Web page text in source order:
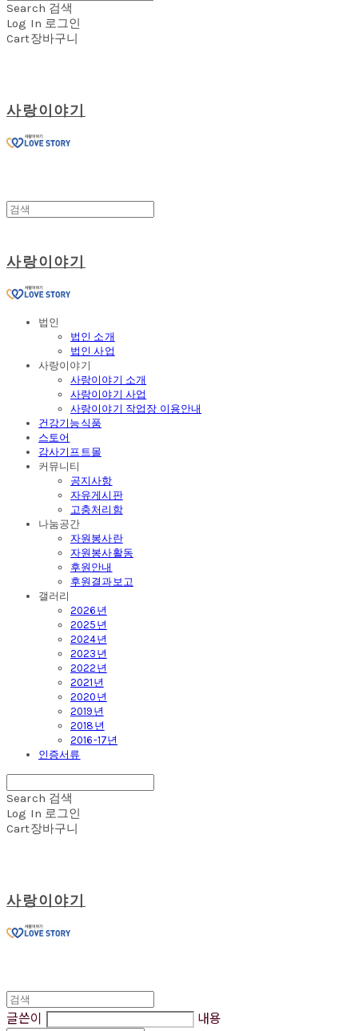
Search 검색
Log In 로그인
Cart장바구니
사랑이야기
사랑이야기
법인
법인 소개
법인 사업
사랑이야기
사랑이야기 소개
사랑이야기 사업
사랑이야기 작업장 이용안내
건강기능식품
스토어
감사기프트몰
커뮤니티
공지사항
자유게시판
고충처리함
나눔공간
자원봉사란
자원봉사활동
후원안내
후원결과보고
갤러리
2026년
2025년
2024년
2023년
2022년
2021년
2020년
2019년
2018년
2016-17년
인증서류
Search 검색
Log In 로그인
Cart장바구니
사랑이야기
글쓴이 내용